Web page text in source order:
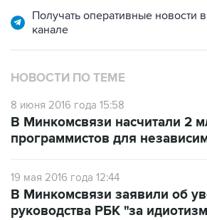
Получать оперативные новости
канале
НОВОСТИ ПО ТЕМЕ
8 июня 2016 года 15:58
В Минкомсвязи насчитали 2
программистов для
19 мая 2016 года 12:44
В Минкомсвязи заявили об
руководства РБК "за